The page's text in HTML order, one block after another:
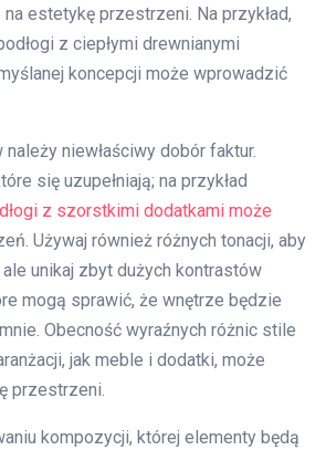
estetykę przestrzeni. Na przykład,
z ciepłymi drewnianymi
koncepcji może wprowadzić
należy niewłaściwy dobór faktur.
się uzupełniają; na przykład
z szorstkimi dodatkami może
Używaj również różnych tonacji, aby
unikaj zbyt dużych kontrastów
mogą sprawić, że wnętrze będzie
Obecność wyraźnych różnic stile
jak meble i dodatki, może
przestrzeni.
kompozycji, której elementy będą